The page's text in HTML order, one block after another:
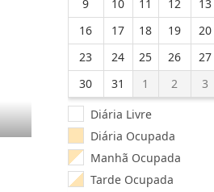
9
10 11 12 13
16
17 18 19 20
23
24 25 26 27
30
31 1 2 3
Diária Livre
Diária Ocupada
Manhã Ocupada
Tarde Ocupada